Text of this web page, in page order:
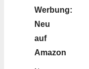
Werbung:
Neu
auf
Amazon